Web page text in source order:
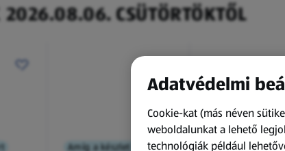
2026.08.06. CSÜTÖRTÖKTŐL
Amíg a készlet tart
Amíg a készlet
Adatvédelmi
Cookie-kat (más néven
weboldalunkat a lehető
technológiák például